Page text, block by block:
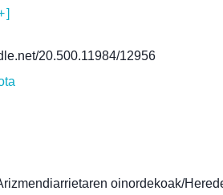
20.500.11984/12956
oinordekoak/